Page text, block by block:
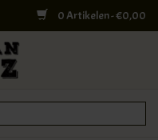
0 Artikelen - €0,00